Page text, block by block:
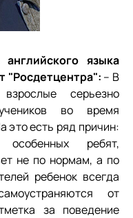
языка
"Росдетцентра": – В
серьезно
во время
это есть ряд причин:
ребят,
не по нормам, а по
ребенок всегда
от
за поведение